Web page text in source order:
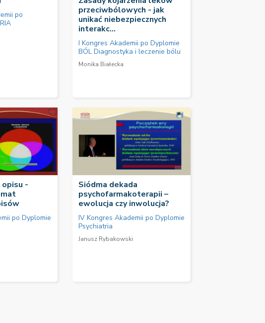
po
przeciwbólowych - jak
unikać niebezpiecznych
interakc...
I Kongres Akademii po Dyplomie
BÓL Diagnostyka i leczenie bólu
Monika Białecka
opisu -
po Dyplomie
Siódma dekada
psychofarmakoterapii –
ewolucja czy inwolucja?
IV Kongres Akademii po Dyplomie
Psychiatria
Janusz Rybakowski